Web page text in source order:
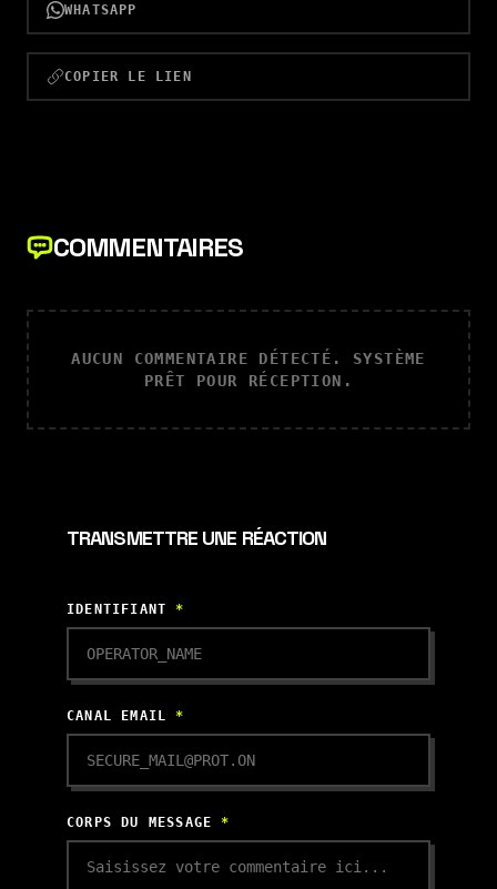
WHATSAPP
COPIER LE LIEN
COMMENTAIRES
AUCUN COMMENTAIRE DÉTECTÉ. SYSTÈME
PRÊT POUR RÉCEPTION.
TRANSMETTRE UNE RÉACTION
IDENTIFIANT*
CANAL EMAIL*
CORPS DU MESSAGE*